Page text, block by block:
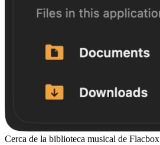
Cerca de la biblioteca musical de Flacbox